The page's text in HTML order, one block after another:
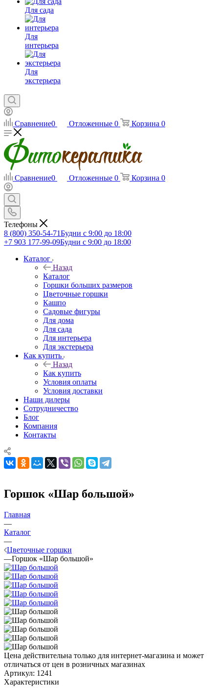
Для сада
Для
интерьера
Для
экстерьера
Сравнение0 Отложенные 0 Корзина 0
Сравнение0 Отложенные 0 Корзина 0
Телефоны
8 (800) 350-54-71Будни с 9:00 до 18:00
+7 903 177-99-09Будни с 9:00 до 18:00
Каталог
Назад
Каталог
Горшки больших размеров
Цветочные горшки
Кашпо
Садовые фигуры
Для дома
Для сада
Для интерьера
Для экстерьера
Как купить
Назад
Как купить
Условия оплаты
Условия доставки
Наши дилеры
Сотрудничество
Блог
Компания
Контакты
Горшок «Шар большой»
Главная
—
Каталог
—
Цветочные горшки
—Горшок «Шар большой»
Цена действительна только для интернет-магазина и может
отличаться от цен в розничных магазинах
Артикул: 1241
Характеристики